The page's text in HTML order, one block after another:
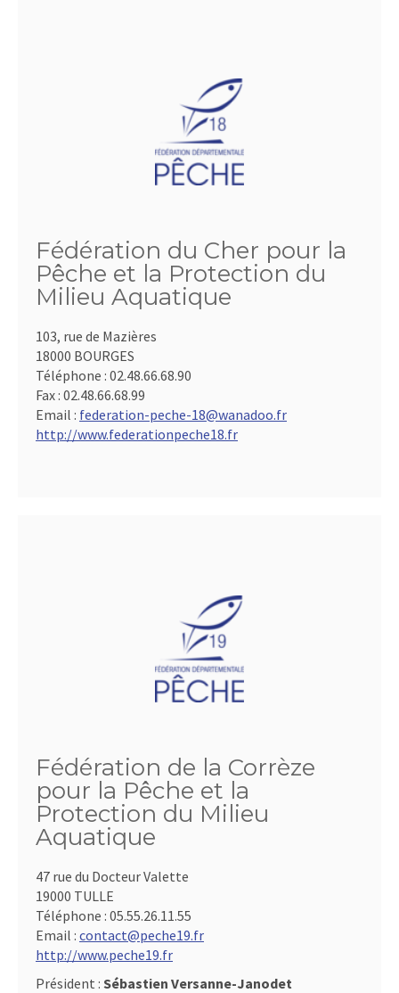
Fédération du Cher pour la
Pêche et la Protection du
Milieu Aquatique
103, rue de Mazières
18000 BOURGES
Téléphone : 02.48.66.68.90
Fax : 02.48.66.68.99
Email : federation-peche-18@wanadoo.fr
http://www.federationpeche18.fr
Fédération de la Corrèze
pour la Pêche et la
Protection du Milieu
Aquatique
47 rue du Docteur Valette
19000 TULLE
Téléphone : 05.55.26.11.55
Email : contact@peche19.fr
http://www.peche19.fr
Président : Sébastien Versanne-Janodet